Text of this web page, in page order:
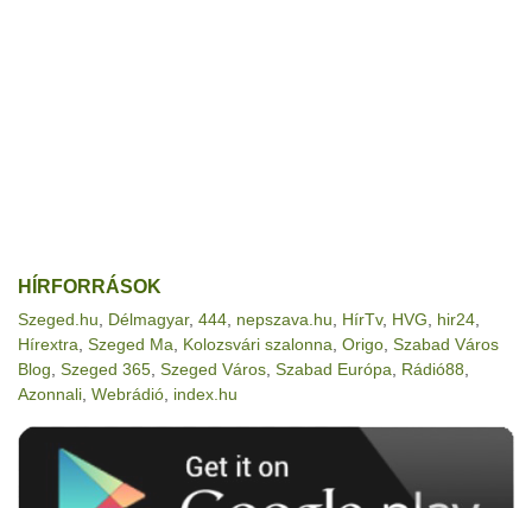
HÍRFORRÁSOK
Szeged.hu Délmagyar, 444 nepszava.hu HírTv, HVG hir24
Hírextra Szeged Ma Kolozsvári szalonna Origo Szabad Város
Blog Szeged 365 Szeged Város Szabad Európa Rádió88
Azonnali Webrádió index.hu